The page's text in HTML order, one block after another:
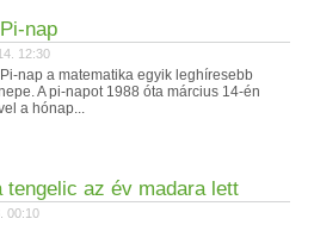
nap
12:30
nap a matematika egyik leghíresebb
A pi-napot 1988 óta március 14-én
a hónap...
tengelic az év madara lett
00:10